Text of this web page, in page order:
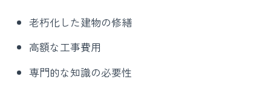
老朽化した建物の修繕
高額な工事費用
専門的な知識の必要性